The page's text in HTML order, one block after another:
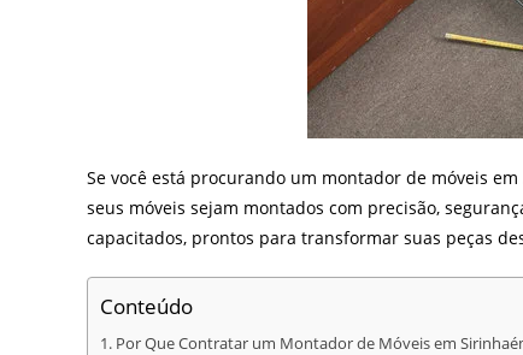
Se você está procurando um montador de móveis
seus móveis sejam montados com precisão,
capacitados, prontos para transformar suas peças
Conteúdo
Por Que Contratar um Montador de Móveis em